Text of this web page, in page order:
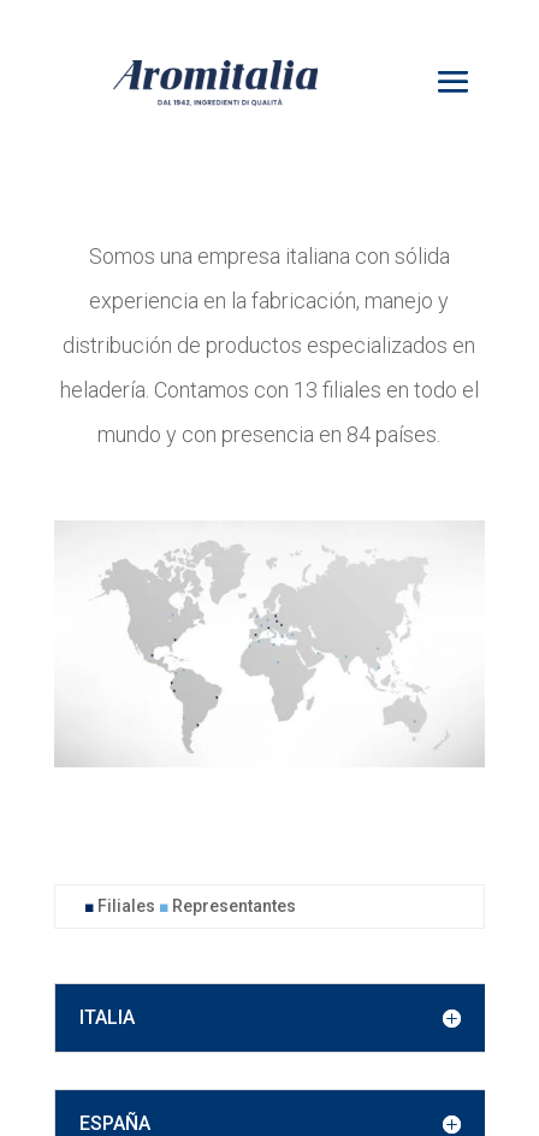
Somos una empresa italiana con sólida
experiencia en la fabricación, manejo y
distribución de productos especializados en
heladería. Contamos con 13 filiales en todo el
mundo y con presencia en 84 países.
■ Filiales ■Representantes
ITALIA
ESPAÑA